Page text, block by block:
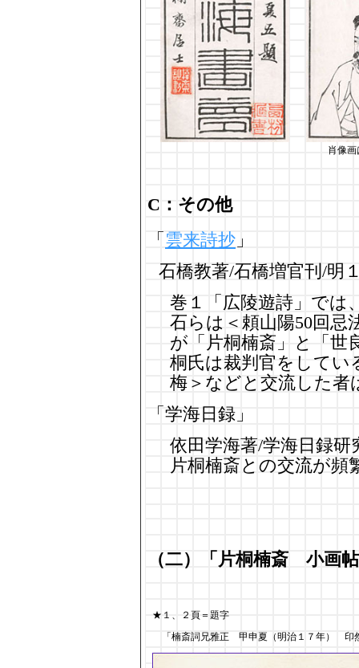
肖像画
C：その他
「 雲来詩抄 」
石橋教著/石橋増官刊/明
巻１「広陵遊詩」では
石らは＜頼山陽50回忌
が「片桐楠斎」と「世
桐氏は裁判官をしてい
梅＞などと交流した
「学海日録」
依田学海著/学海日録研
片桐楠斎との交流が頻
（二）「片桐楠斎 小画
★１、２頁＝題字
「楠斎詞兄雅正 甲申夏（明治１７年） 印